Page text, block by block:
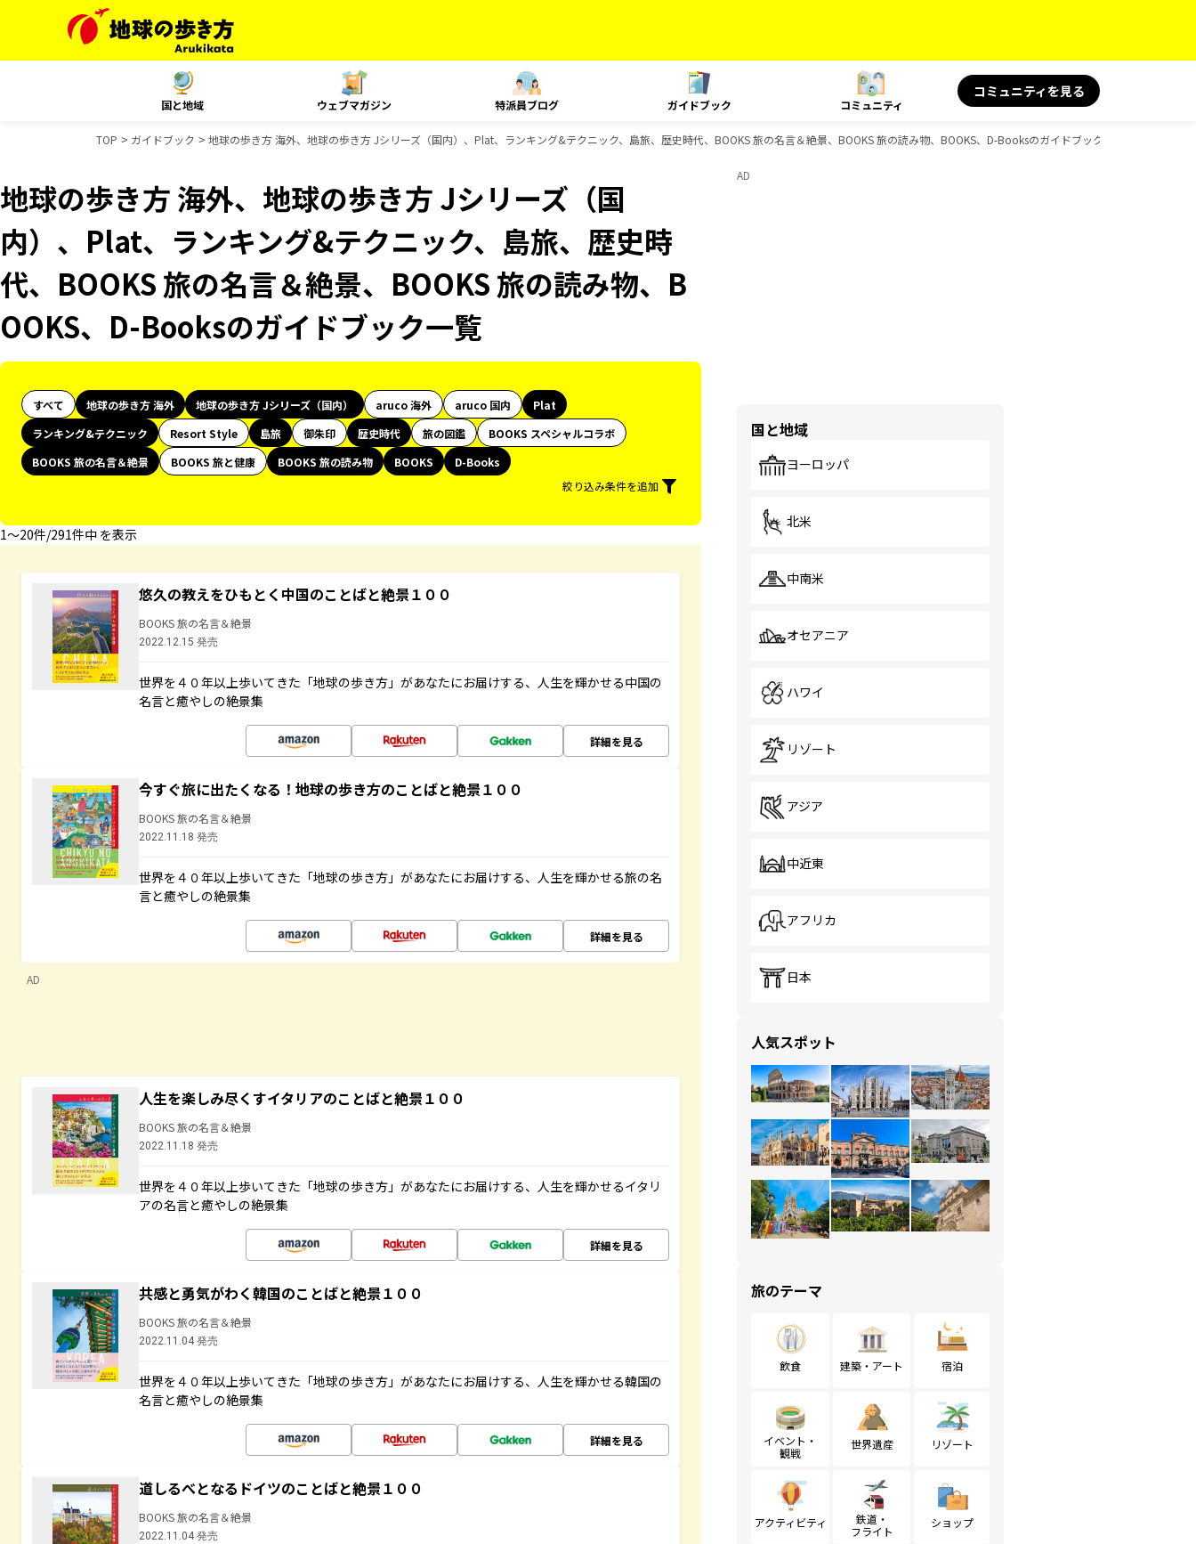
国と地域 ウェブマガジン 特派員ブログ ガイドブック コミュニティ
コミュニティを見る
TOP ガイドブック 地球の歩き方 海外、地球の歩き方 Jシリーズ（国内）、Plat、ランキング&テクニック、島旅、歴史時代、BOOKS 旅の名言＆絶景、BOOKS 旅の読み物、BOOKS、D-Booksのガイドブック一覧
地球の歩き方 海外、地球の歩き方 Jシリーズ（国
内）、Plat、ランキング&テクニック、島旅、歴史時
代、BOOKS 旅の名言＆絶景、BOOKS 旅の読み物、B
OOKS、D-Booksのガイドブック一覧
すべて 地球の歩き方 海外 地球の歩き方 Jシリーズ（国内） aruco 海外 aruco 国内
Plat
ランキング&テクニック
Resort Style 島旅 御朱印 歴史時代 旅の図鑑
BOOKS スペシャルコラボ
BOOKS 旅の名言＆絶景
BOOKS 旅と健康 BOOKS 旅の読み物 BOOKS
D-Books
絞り込み条件を追加
1〜20件/291件中 を表示
悠久の教えをひもとく中国のことばと絶景１００
BOOKS 旅の名言＆絶景
2022.12.15 発売
世界を４０年以上歩いてきた「地球の歩き方」があなたにお届けする、人生を輝かせる中国の
名言と癒やしの絶景集
詳細を見る
今すぐ旅に出たくなる！地球の歩き方のことばと絶景１００
BOOKS 旅の名言＆絶景
2022.11.18 発売
世界を４０年以上歩いてきた「地球の歩き方」があなたにお届けする、人生を輝かせる旅の名
言と癒やしの絶景集
詳細を見る
AD
人生を楽しみ尽くすイタリアのことばと絶景１００
BOOKS 旅の名言＆絶景
2022.11.18 発売
世界を４０年以上歩いてきた「地球の歩き方」があなたにお届けする、人生を輝かせるイタリ
アの名言と癒やしの絶景集
詳細を見る
共感と勇気がわく韓国のことばと絶景１００
BOOKS 旅の名言＆絶景
2022.11.04 発売
世界を４０年以上歩いてきた「地球の歩き方」があなたにお届けする、人生を輝かせる韓国の
名言と癒やしの絶景集
詳細を見る
道しるべとなるドイツのことばと絶景１００
BOOKS 旅の名言＆絶景
2022.11.04 発売
AD
国と地域
ヨーロッパ
北米
中南米
オセアニア
ハワイ
リゾート
アジア
中近東
アフリカ
日本
人気スポット
旅のテーマ
飲食 建築・アート 宿泊
イベント・
観戦
世界遺産 リゾート
アクティビティ
鉄道・
フライト
ショップ